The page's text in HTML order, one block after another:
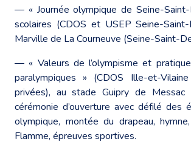
― « Journée olympique de Seine-
scolaires (CDOS et USEP Seine-
Marville de La Courneuve (Seine-Saint-
― « Valeurs de l’olympisme et
paralympiques » (CDOS Ille-et-
privées), au stade Guipry de Messac
cérémonie d’ouverture avec défilé des
olympique, montée du drapeau,
Flamme, épreuves sportives.